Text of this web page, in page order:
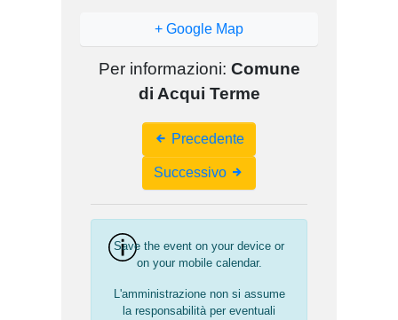
+ Google Map
Per informazioni: Comune
di Acqui Terme
Navigation
Precedente
Successivo
Save the event on your device or
on your mobile calendar.
L'amministrazione non si assume
la responsabilità per eventuali